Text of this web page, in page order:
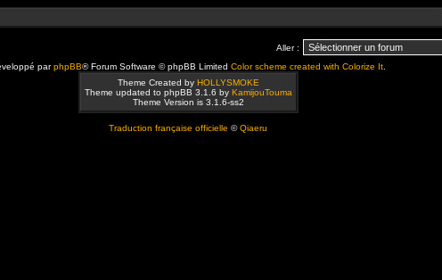
Aller :
parphpBB® Forum Software © phpBB Limited Color scheme created with Colorize It
Theme Created by HOLLYSMOKE
Theme updated to phpBB 3.1.6 by KamijouTouma
Theme Version is 3.1.6-ss2
Traduction française officielle ©Qiaeru